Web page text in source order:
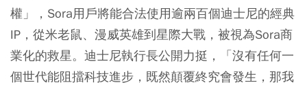
權」，Sora用戶將能合法使用逾兩百個迪士尼的經典
IP，從米老鼠、漫威英雄到星際大戰，被視為Sora商
業化的救星。迪士尼執行長公開力挺，「沒有任何一
個世代能阻擋科技進步，既然顛覆終究會發生，那我